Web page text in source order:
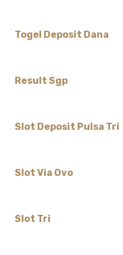
Togel Deposit Dana
Result Sgp
Slot Deposit Pulsa Tri
Slot Via Ovo
Slot Tri